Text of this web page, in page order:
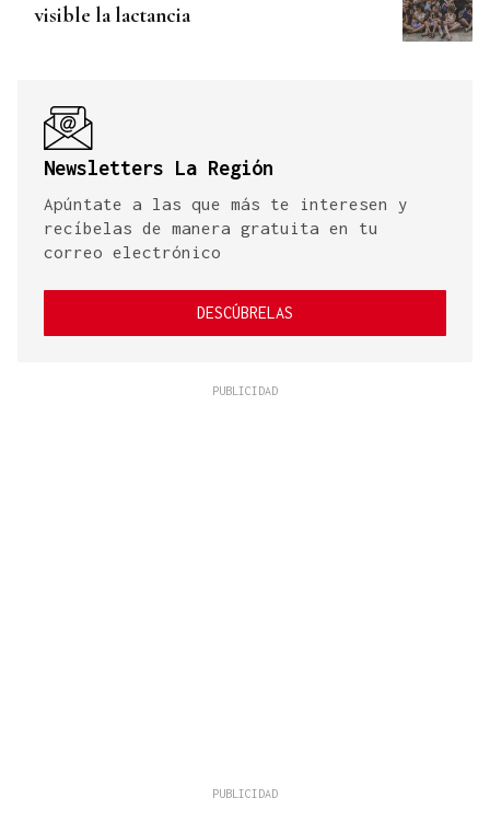
visible la lactancia
Newsletters La Región
Apúntate a las que más te interesen y
recíbelas de manera gratuita en tu
correo electrónico
DESCÚBRELAS